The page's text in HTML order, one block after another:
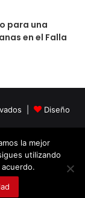
para una
en el Falla
|
Diseño
Instagram
la mejor
utilizando